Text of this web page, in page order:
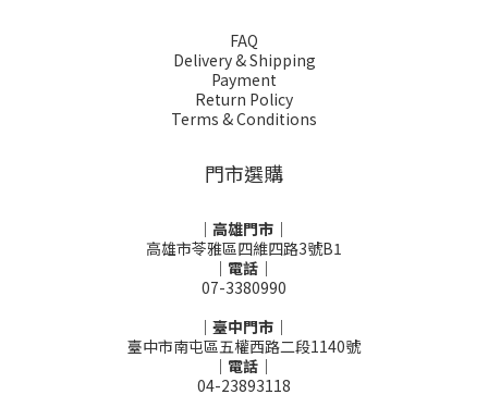
FAQ
Delivery & Shipping
Payment
Return Policy
Terms & Conditions
門市選購
｜高雄門市｜
高雄市苓雅區四維四路3號B1
｜電話｜
07-3380990
｜臺中門市｜
臺中市南屯區五權西路二段1140號
｜電話｜
04-23893118